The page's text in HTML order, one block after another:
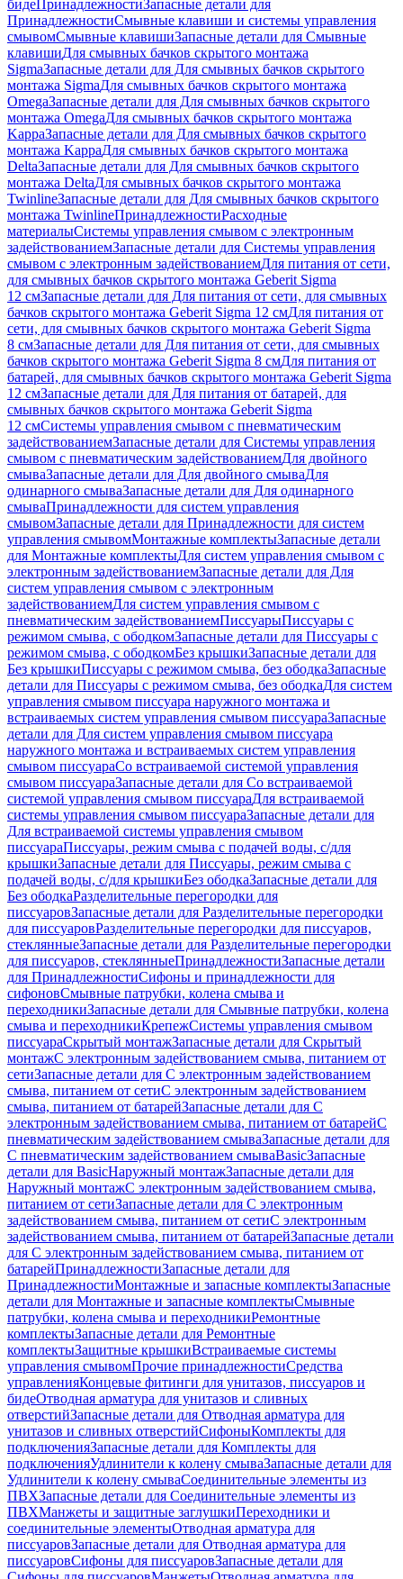
бидеПринадлежностиЗапасные детали для
ПринадлежностиСмывные клавиши и системы управления
смывомСмывные клавишиЗапасные детали для Смывные
клавишиДля смывных бачков скрытого монтажа
SigmaЗапасные детали для Для смывных бачков скрытого
монтажа SigmaДля смывных бачков скрытого монтажа
OmegaЗапасные детали для Для смывных бачков скрытого
монтажа OmegaДля смывных бачков скрытого монтажа
KappaЗапасные детали для Для смывных бачков скрытого
монтажа KappaДля смывных бачков скрытого монтажа
DeltaЗапасные детали для Для смывных бачков скрытого
монтажа DeltaДля смывных бачков скрытого монтажа
TwinlineЗапасные детали для Для смывных бачков скрытого
монтажа TwinlineПринадлежностиРасходные
материалыСистемы управления смывом с электронным
задействованиемЗапасные детали для Системы управления
смывом с электронным задействованиемДля питания от сети,
для смывных бачков скрытого монтажа Geberit Sigma
12 смЗапасные детали для Для питания от сети, для смывных
бачков скрытого монтажа Geberit Sigma 12 смДля питания от
сети, для смывных бачков скрытого монтажа Geberit Sigma
8 смЗапасные детали для Для питания от сети, для смывных
бачков скрытого монтажа Geberit Sigma 8 смДля питания от
батарей, для смывных бачков скрытого монтажа Geberit Sigma
12 смЗапасные детали для Для питания от батарей, для
смывных бачков скрытого монтажа Geberit Sigma
12 смСистемы управления смывом с пневматическим
задействованиемЗапасные детали для Системы управления
смывом с пневматическим задействованиемДля двойного
смываЗапасные детали для Для двойного смываДля
одинарного смываЗапасные детали для Для одинарного
смываПринадлежности для систем управления
смывомЗапасные детали для Принадлежности для систем
управления смывомМонтажные комплектыЗапасные детали
для Монтажные комплектыДля систем управления смывом с
электронным задействованиемЗапасные детали для Для
систем управления смывом с электронным
задействованиемДля систем управления смывом с
пневматическим задействованиемПиссуарыПиссуары с
режимом смыва, с ободкомЗапасные детали для Писсуары с
режимом смыва, с ободкомБез крышкиЗапасные детали для
Без крышкиПиссуары с режимом смыва, без ободкаЗапасные
детали для Писсуары с режимом смыва, без ободкаДля систем
управления смывом писсуара наружного монтажа и
встраиваемых систем управления смывом писсуараЗапасные
детали для Для систем управления смывом писсуара
наружного монтажа и встраиваемых систем управления
смывом писсуараСо встраиваемой системой управления
смывом писсуараЗапасные детали для Со встраиваемой
системой управления смывом писсуараДля встраиваемой
системы управления смывом писсуараЗапасные детали для
Для встраиваемой системы управления смывом
писсуараПиссуары, режим смыва с подачей воды, с/для
крышкиЗапасные детали для Писсуары, режим смыва с
подачей воды, с/для крышкиБез ободкаЗапасные детали для
Без ободкаРазделительные перегородки для
писсуаровЗапасные детали для Разделительные перегородки
для писсуаровРазделительные перегородки для писсуаров,
стеклянныеЗапасные детали для Разделительные перегородки
для писсуаров, стеклянныеПринадлежностиЗапасные детали
для ПринадлежностиСифоны и принадлежности для
сифоновСмывные патрубки, колена смыва и
переходникиЗапасные детали для Смывные патрубки, колена
смыва и переходникиКрепежСистемы управления смывом
писсуараСкрытый монтажЗапасные детали для Скрытый
монтажС электронным задействованием смыва, питанием от
сетиЗапасные детали для С электронным задействованием
смыва, питанием от сетиС электронным задействованием
смыва, питанием от батарейЗапасные детали для С
электронным задействованием смыва, питанием от батарейС
пневматическим задействованием смываЗапасные детали для
С пневматическим задействованием смываBasicЗапасные
детали для BasicНаружный монтажЗапасные детали для
Наружный монтажС электронным задействованием смыва,
питанием от сетиЗапасные детали для С электронным
задействованием смыва, питанием от сетиС электронным
задействованием смыва, питанием от батарейЗапасные детали
для С электронным задействованием смыва, питанием от
батарейПринадлежностиЗапасные детали для
ПринадлежностиМонтажные и запасные комплектыЗапасные
детали для Монтажные и запасные комплектыСмывные
патрубки, колена смыва и переходникиРемонтные
комплектыЗапасные детали для Ремонтные
комплектыЗащитные крышкиВстраиваемые системы
управления смывомПрочие принадлежностиСредства
управленияКонцевые фитинги для унитазов, писсуаров и
бидеОтводная арматура для унитазов и сливных
отверстийЗапасные детали для Отводная арматура для
унитазов и сливных отверстийСифоныКомплекты для
подключенияЗапасные детали для Комплекты для
подключенияУдлинители к колену смываЗапасные детали для
Удлинители к колену смываСоединительные элементы из
ПВХЗапасные детали для Соединительные элементы из
ПВХМанжеты и защитные заглушкиПереходники и
соединительные элементыОтводная арматура для
писсуаровЗапасные детали для Отводная арматура для
писсуаровCифоны для писсуаровЗапасные детали для